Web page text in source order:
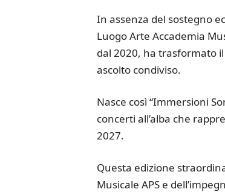
In assenza del sostegno
Luogo Arte Accademia
dal 2020, ha trasformato
ascolto condiviso.
Nasce così “Immersioni
concerti all’alba che
2027.
Questa edizione
Musicale APS e